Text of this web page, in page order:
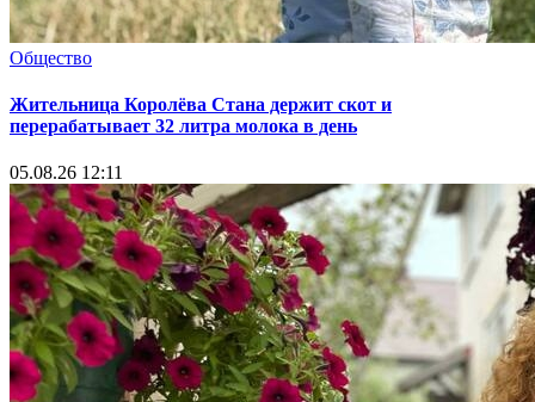
Общество
Жительница Королёва Стана держит скот и
перерабатывает 32 литра молока в день
05.08.26 12:11